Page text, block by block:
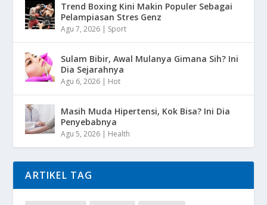
Trend Boxing Kini Makin Populer Sebagai
Pelampiasan Stres Genz
Agu 7, 2026 | Sport
Sulam Bibir, Awal Mulanya Gimana Sih? Ini
Dia Sejarahnya
Agu 6, 2026 | Hot
Masih Muda Hipertensi, Kok Bisa? Ini Dia
Penyebabnya
Agu 5, 2026 | Health
ARTIKEL TAG